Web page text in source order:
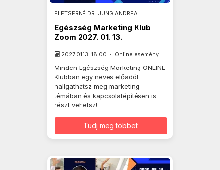
PLETSERNÉ DR. JUNG ANDREA
Egészség Marketing Klub
Zoom 2027. 01. 13.
2027.01.13. 18:00 Online esemény
Minden Egészség Marketing ONLINE
Klubban egy neves előadót
hallgathatsz meg marketing
témában és kapcsolatépítésen is
részt vehetsz!
Tudj meg többet!